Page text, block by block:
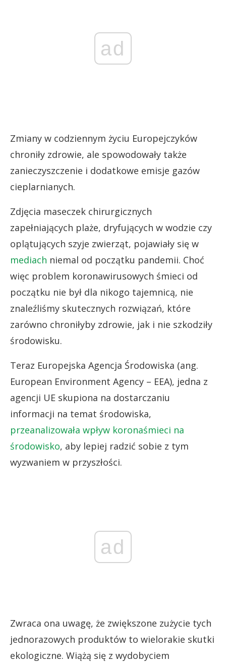
ad
Zmiany w codziennym życiu Europejczyków
chroniły zdrowie, ale spowodowały także
zanieczyszczenie i dodatkowe emisje gazów
cieplarnianych.
Zdjęcia maseczek chirurgicznych
zapełniających plaże, dryfujących w wodzie czy
oplątujących szyje zwierząt, pojawiały się w
mediach niemal od początku pandemii. Choć
więc problem koronawirusowych śmieci od
początku nie był dla nikogo tajemnicą, nie
znaleźliśmy skutecznych rozwiązań, które
zarówno chroniłyby zdrowie, jak i nie szkodziły
środowisku.
Teraz Europejska Agencja Środowiska (ang.
European Environment Agency – EEA), jedna z
agencji UE skupiona na dostarczaniu
informacji na temat środowiska,
przeanalizowała wpływ koronaśmieci na
środowisko, aby lepiej radzić sobie z tym
wyzwaniem w przyszłości.
ad
Zwraca ona uwagę, że zwiększone zużycie tych
jednorazowych produktów to wielorakie skutki
ekologiczne. Wiążą się z wydobyciem